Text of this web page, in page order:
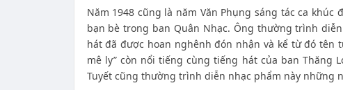
Năm 1948 cũng là năm Văn Phụng sáng tác ca
bạn bè trong ban Quân Nhạc. Ông thường trình
hát đã được hoan nghênh đón nhận và kể từ đó tên
mê ly” còn nổi tiếng cùng tiếng hát của ban Thăng
Tuyết cũng thường trình diễn nhạc phẩm này những